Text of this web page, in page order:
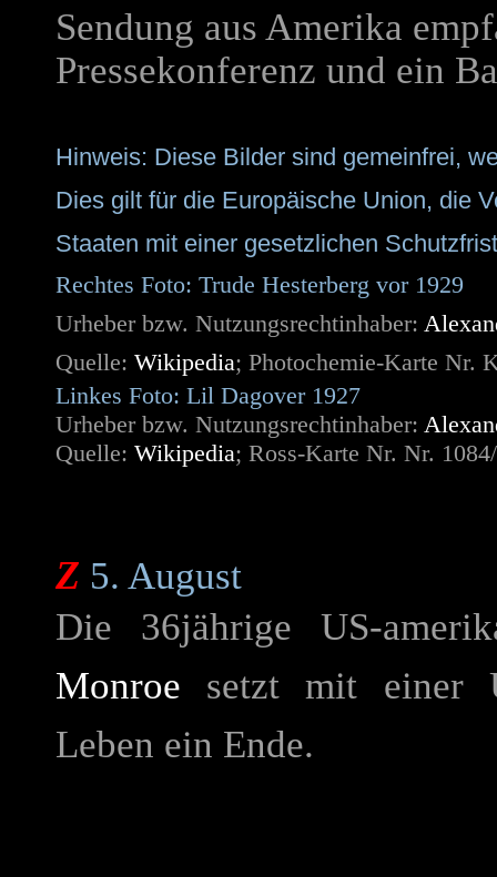
Sendung aus Amerika
Pressekonferenz und ein
Hinweis: Diese Bilder sind gemeinfrei,
Dies gilt für die Europäische Union, die
Staaten mit einer gesetzlichen
Rechtes Foto: Trude Hesterberg vor 1929
Urheber bzw. Nutzungsrechtinhaber:
Quelle: Wikipedia; Photochemie-Karte Nr.
Linkes Foto: Lil Dagover 1927
Urheber bzw. Nutzungsrechtinhaber:
Quelle: Wikipedia; Ross-Karte Nr. Nr.
Z 5. August
Die 36jährige US-
Monroe setzt mit einer
Leben ein Ende.